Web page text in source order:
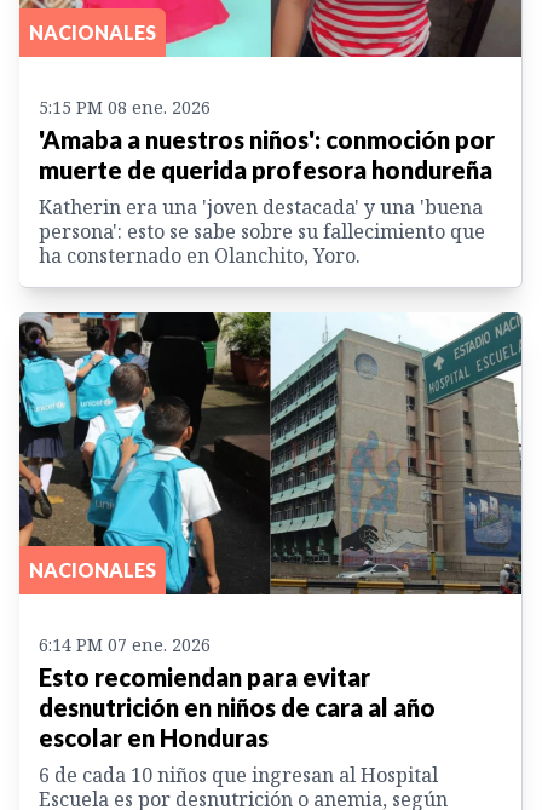
NACIONALES
5:15 PM 08 ene. 2026
'Amaba a nuestros niños': conmoción por
muerte de querida profesora hondureña
Katherin era una 'joven destacada' y una 'buena
persona': esto se sabe sobre su fallecimiento que
ha consternado en Olanchito, Yoro.
NACIONALES
6:14 PM 07 ene. 2026
Esto recomiendan para evitar
desnutrición en niños de cara al año
escolar en Honduras
6 de cada 10 niños que ingresan al Hospital
Escuela es por desnutrición o anemia, según